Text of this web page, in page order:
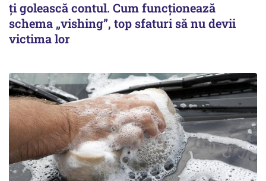
ți golească contul. Cum funcționează
schema „vishing”, top sfaturi să nu devii
victima lor